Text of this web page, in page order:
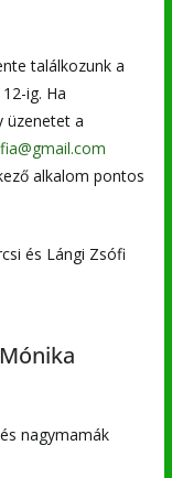
találkozunk a
ig. Ha
üzenetet a
alkalom pontos
és Lángi Zsófi
nagymamák